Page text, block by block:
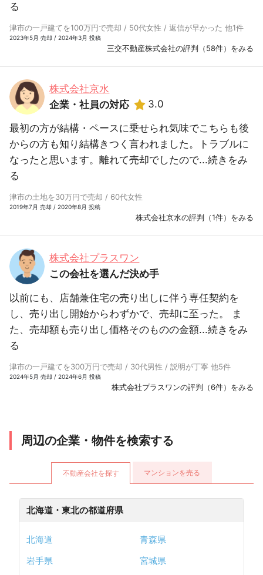
る
津市の一戸建てを100万円で売却 / 50代女性 / 返信が早かった 他1件
2023年5月 売却 / 2024年3月 投稿
三交不動産株式会社の評判（58件）をみる
株式会社京水
企業・社員の対応
3.0
最初の方が結構・ペースに乗せられ気味でこちらも後
からの方も知り結構きつく言われました。トラブルに
なったと思います。離れて売却でしたので...続きをみ
る
津市の土地を30万円で売却 / 60代女性
2019年7月 売却 / 2020年8月 投稿
株式会社京水の評判（1件）をみる
株式会社プラスワン
この会社を選んだ決め手
以前にも、店舗兼住宅の売り出しに伴う専任契約を
し、売り出し開始からわずかで、売却に至った。 ま
た、売却額も売り出し価格そのものの金額...続きをみ
る
津市の一戸建てを300万円で売却 / 30代男性 / 説明が丁寧 他5件
2024年5月 売却 / 2024年6月 投稿
株式会社プラスワンの評判（6件）をみる
周辺の企業・物件を検索する
不動産会社を探す マンションを売る
北海道・東北の都道府県
北海道
青森県
岩手県
宮城県